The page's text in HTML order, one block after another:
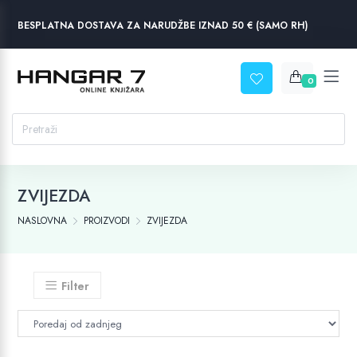
BESPLATNA DOSTAVA ZA NARUDŽBE IZNAD 50 € (SAMO RH)
0
ZVIJEZDA
NASLOVNA PROIZVODI ZVIJEZDA
Filter